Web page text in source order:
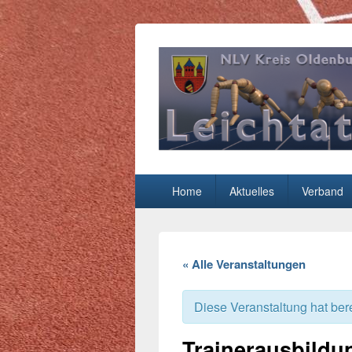
NLV-Kreis Oldenburg-Stadt e.V.
Hauptmenü
Home Aktuelles Verband
« Alle Veranstaltungen
Diese Veranstaltung hat